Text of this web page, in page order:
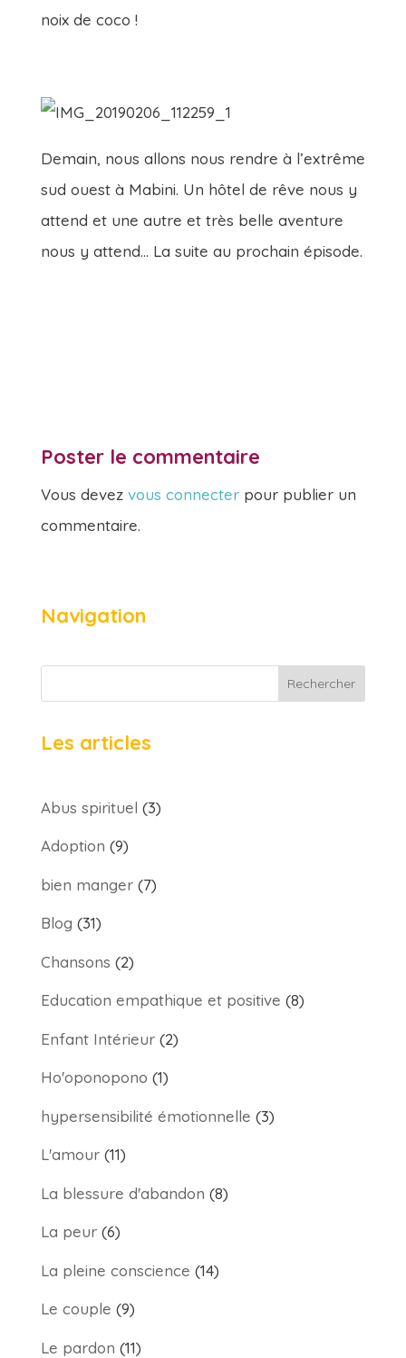
noix de coco !
Demain, nous allons nous rendre à l’extrême
sud ouest à Mabini. Un hôtel de rêve nous y
attend et une autre et très belle aventure
nous y attend… La suite au prochain épisode.
Poster le commentaire
Vous devez vous connecterpour publier un
commentaire.
Navigation
Rechercher
Les articles
Abus spirituel (3)
Adoption (9)
bien manger(7)
Blog (31)
Chansons (2)
Education empathique et positive (8)
Enfant Intérieur(2)
Ho'oponopono (1)
hypersensibilité émotionnelle (3)
L'amour(11)
La blessure d'abandon (8)
La peur(6)
La pleine conscience (14)
Le couple (9)
Le pardon (11)